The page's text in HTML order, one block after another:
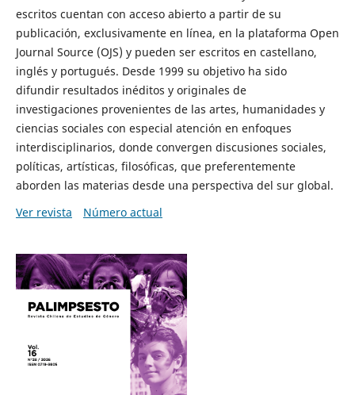
escritos cuentan con acceso abierto a partir de su
publicación, exclusivamente en línea, en la plataforma Open
Journal Source (OJS) y pueden ser escritos en castellano,
inglés y portugués. Desde 1999 su objetivo ha sido
difundir resultados inéditos y originales de
investigaciones provenientes de las artes, humanidades y
ciencias sociales con especial atención en enfoques
interdisciplinarios, donde convergen discusiones sociales,
políticas, artísticas, filosóficas, que preferentemente
aborden las materias desde una perspectiva del sur global.
Ver revista
Número actual